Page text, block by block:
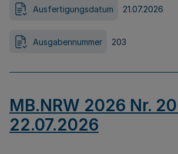
Ausfertigungsdatum 21.07.2026
Ausgabennummer 203
MB.NRW 2026 Nr.
22.07.2026